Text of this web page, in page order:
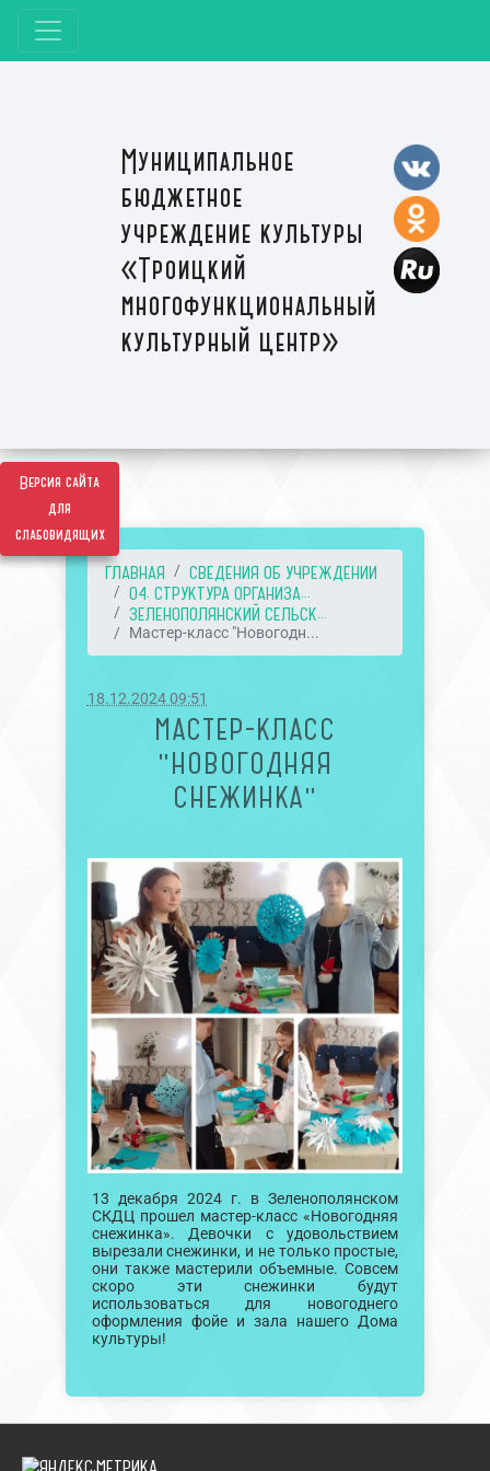
Версия сайта
для
слабовидящих
Муниципальное
бюджетное
учреждение культуры
«Троицкий
многофункциональный
культурный центр»
ГЛАВНАЯ
СВЕДЕНИЯ ОБ УЧРЕЖДЕНИИ
04. СТРУКТУРА ОРГАНИЗА...
ЗЕЛЕНОПОЛЯНСКИЙ СЕЛЬСК...
Мастер-класс "Новогодн...
18.12.2024 09:51
МАСТЕР-КЛАСС
"НОВОГОДНЯЯ
СНЕЖИНКА"
13 декабря 2024 г. в Зеленополянском
СКДЦ прошел мастер-класс «Новогодняя
снежинка». Девочки с удовольствием
вырезали снежинки, и не только простые,
они также мастерили объемные. Совсем
скоро эти снежинки будут
использоваться для новогоднего
оформления фойе и зала нашего Дома
культуры!